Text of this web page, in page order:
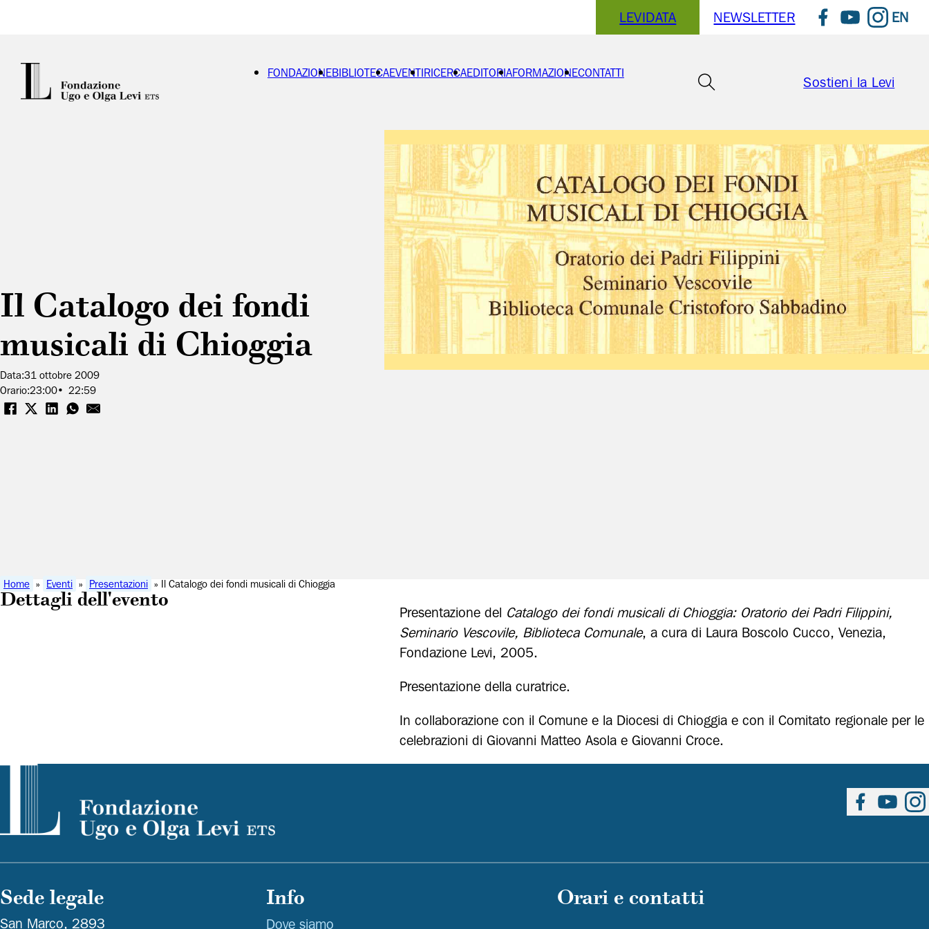
LEVIDATA NEWSLETTER
Seguici su Facebook
Seguici su
Seguici
EN
FONDAZIONEBIBLIOTECAEVENTIRICERCAEDITORIAFORMAZIONECONTATTI
Sostieni la Levi
Il Catalogo dei fondi
musicali di Chioggia
Data:31 ottobre 2009
Orario:23:00 22:59
Home » Eventi » Presentazioni » Il Catalogo dei fondi musicali di Chioggia
Dettagli dell'evento
Presentazione del Catalogo dei fondi musicali di Chioggia: Oratorio dei Padri Filippini,
Seminario Vescovile, Biblioteca Comunale, a cura di Laura Boscolo Cucco, Venezia,
Fondazione Levi, 2005.
Presentazione della curatrice.
In collaborazione con il Comune e la Diocesi di Chioggia e con il Comitato regionale per le
celebrazioni di Giovanni Matteo Asola e Giovanni Croce.
Seguici su
Seguici
Sede legale
San Marco, 2893
Info
Dove siamo
Orari e contatti